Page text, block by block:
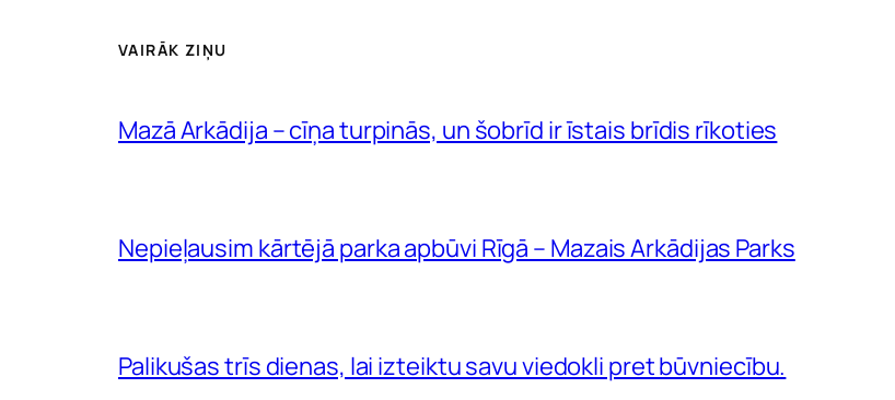
VAIRĀK ZIŅU
Mazā Arkādija – cīņa turpinās, un šobrīd ir īstais brīdis rīkoties
Nepieļausim kārtējā parka apbūvi Rīgā – Mazais Arkādijas Parks
Palikušas trīs dienas, lai izteiktu savu viedokli pret būvniecību.